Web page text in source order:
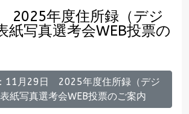
2025年度住所録（デジ
紙写真選考会WEB投票の
11月29日 2025年度住所録（デジ
紙写真選考会WEB投票のご案内